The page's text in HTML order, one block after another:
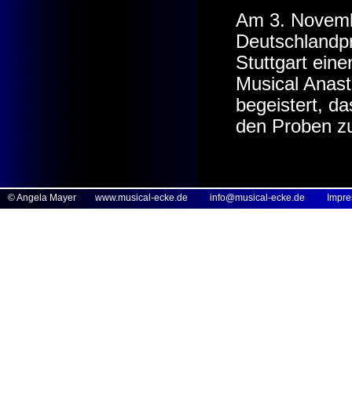
Am 3.
Stuttgart
Musical
begeistert,
den Proben
© Angela Mayer www.musical-ecke.de info@musical-ecke.de